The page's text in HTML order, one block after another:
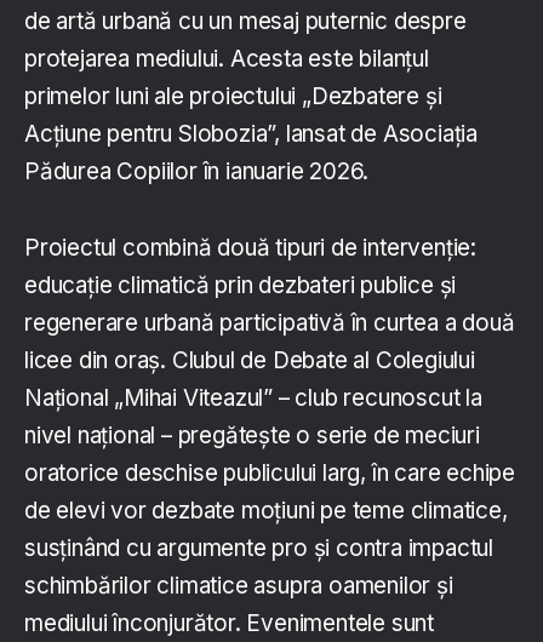
de artă urbană cu un mesaj puternic despre
protejarea mediului. Acesta este bilanțul
primelor luni ale proiectului „Dezbatere și
Acțiune pentru Slobozia”, lansat de Asociația
Pădurea Copiilor în ianuarie 2026.
Proiectul combină două tipuri de intervenție:
educație climatică prin dezbateri publice și
regenerare urbană participativă în curtea a două
licee din oraș. Clubul de Debate al Colegiului
Național „Mihai Viteazul” – club recunoscut la
nivel național – pregătește o serie de meciuri
oratorice deschise publicului larg, în care echipe
de elevi vor dezbate moțiuni pe teme climatice,
susținând cu argumente pro și contra impactul
schimbărilor climatice asupra oamenilor și
mediului înconjurător. Evenimentele sunt